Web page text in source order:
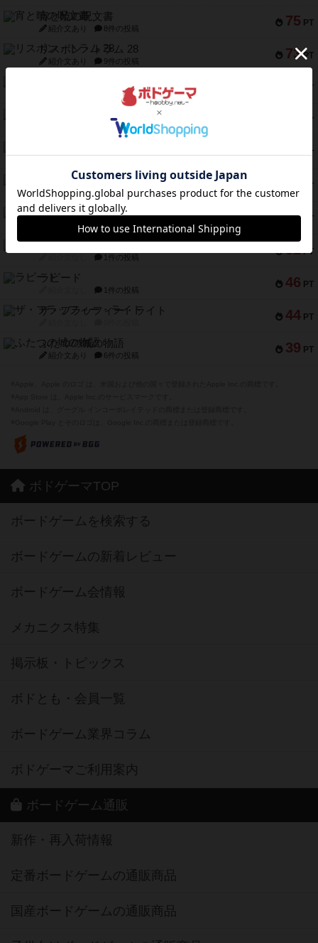
75 PT
宵と暁の呪文書
紹介文あり 8件の投稿
73 PT
リスボン・トラム 28
紹介文あり 9件の投稿
PT
1件の投稿
PT
1件の投稿
60 PT
PT
スモールワールド
紹介文あり 13件の投稿
58 PT
ギャンブラー
紹介文なし 2件の投稿
52 PT
Bitter End ブタペスト救出作戦
1件の投稿
46 PT
ラピード
1件の投稿
44 PT
ザ・フラッフィー・ライト
39 PT
ふたつの城の物語
紹介文あり 6件の投稿
ボドゲーマTOP
ボードゲームを検索する
ボードゲームの新着レビュー
ボードゲーム会情報
メカニクス特集
掲示板・トピックス
ボドとも・会員一覧
ボードゲーム業界コラム
ボドゲーマご利用案内
ボードゲーム通販
新作・再入荷情報
定番ボードゲームの通販商品
国産ボードゲームの通販商品